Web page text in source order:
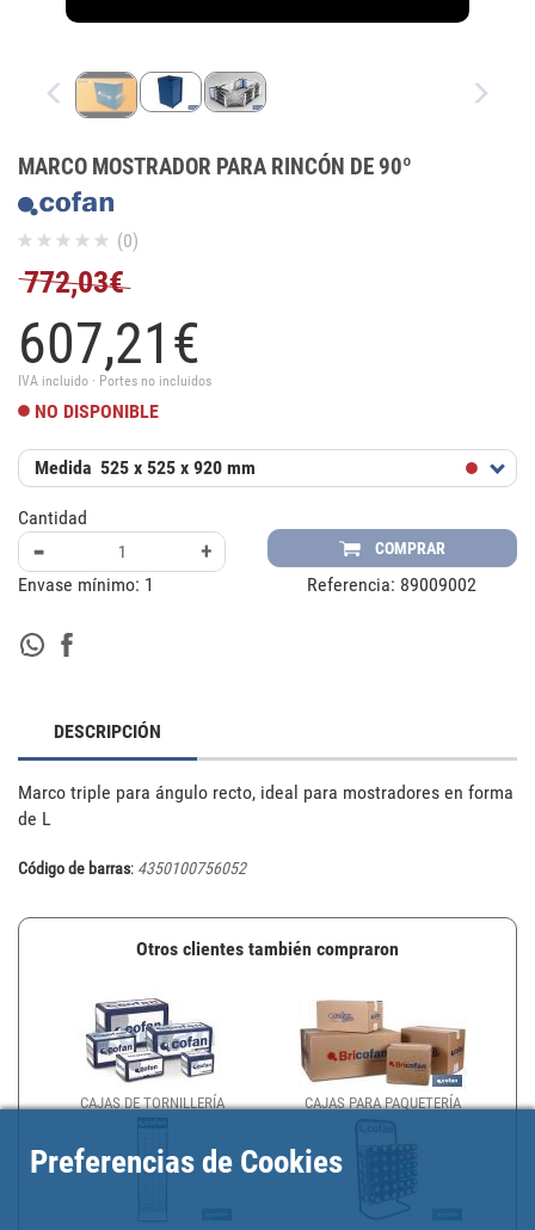
MARCO MOSTRADOR PARA RINCÓN DE 90º
(0)
772,03€
607,21€
IVA incluido · Portes no incluidos
NO DISPONIBLE
Medida 525 x 525 x 920 mm
Cantidad
- + COMPRAR
Envase mínimo: 1 Referencia: 89009002
DESCRIPCIÓN
Marco triple para ángulo recto, ideal para mostradores en forma
de L
Código de barras: 4350100756052
Otros clientes también compraron
CAJAS DE TORNILLERÍA CAJAS PARA PAQUETERÍA
Preferencias de Cookies